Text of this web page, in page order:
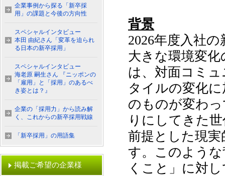
背景
2026年度入社
大きな環境変
は、対面コミ
タイルの変化
のものが変わ
りにしてきた
前提とした現
す。このよう
くこと」に対
企業事例から探る「新卒採
用」の課題と今後の方向性
スペシャルインタビュー
本田 由紀さん「変革を迫られ
る日本の新卒採用」
スペシャルインタビュー
海老原 嗣生さん 『ニッポンの
「雇用」と「採用」のあるべ
き姿とは？』
企業の「採用力」から読み解
く、これからの新卒採用戦線
「新卒採用」の用語集
掲載ご希望の企業様